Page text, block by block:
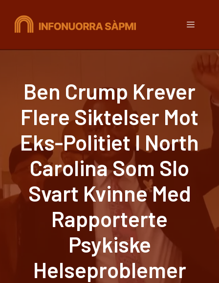
Meny
Ben Crump Krever
Flere Siktelser Mot
Eks-Politiet I North
Carolina Som Slo
Svart Kvinne Med
Rapporterte
Psykiske
Helseproblemer